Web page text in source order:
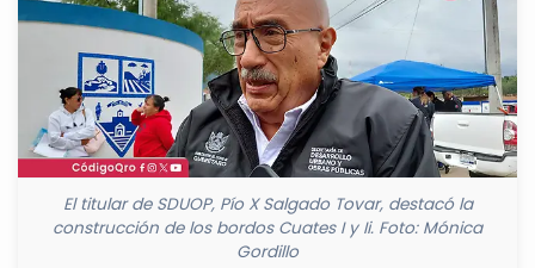
El titular de SDUOP, Pío X Salgado Tovar, destacó la
construcción de los bordos Cuates I y Ii. Foto: Mónica
Gordillo